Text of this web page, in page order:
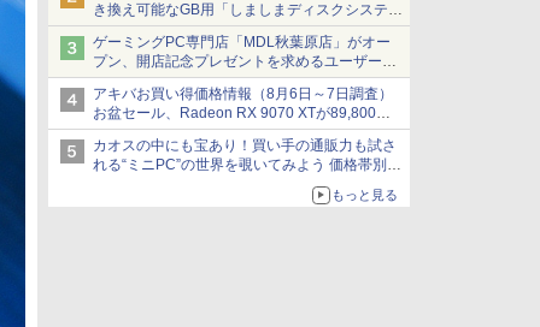
き換え可能なGB用「しましまディスクシステ
ム」
ゲーミングPC専門店「MDL秋葉原店」がオー
プン、開店記念プレゼントを求めるユーザーが
押し寄せ長蛇の列に
アキバお買い得価格情報（8月6日～7日調査）
お盆セール、Radeon RX 9070 XTが89,800
円、水平周波数24.8kHz対応の17型モニターが
9,801円、暑さ指数連動セール ほか
カオスの中にも宝あり！買い手の通販力も試さ
れる“ミニPC”の世界を覗いてみよう 価格帯別に
仕様や特徴を整理、11製品をピックアップ text
もっと見る